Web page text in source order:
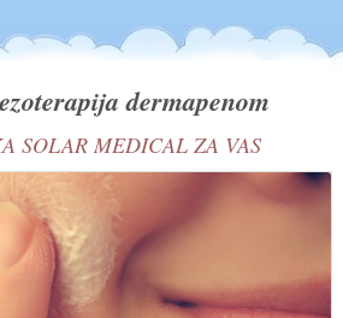
dermapenom
SOLAR MEDICAL ZA VAS